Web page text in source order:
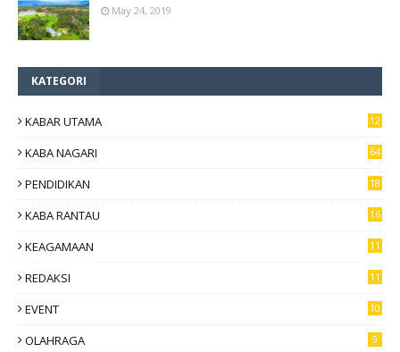
May 24, 2019
KATEGORI
KABAR UTAMA
12
KABA NAGARI 64
PENDIDIKAN 18
KABA RANTAU 16
KEAGAMAAN 11
REDAKSI 11
EVENT 10
OLAHRAGA 9